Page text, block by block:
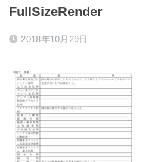
FullSizeRender
2018年10月29日